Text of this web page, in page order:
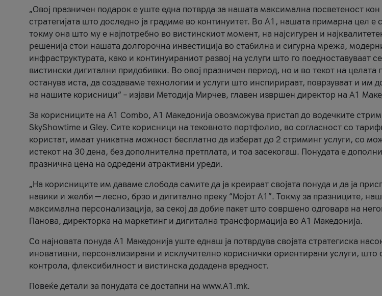
„Овој празничен подарок е уште една потврда за нашата максимална посветеност
стратегијата што доследно ја градиме во континуитет. Во А1, нашата примарна цел е
токму она што му е најпотребно во вистинскиот момент, на најсигурен и
решенија стои нашата долгорочна инвестиција во стабилна и сигурна мрежа,
инфраструктурата, како и континуираниот развој на услуги што го поедноставуваат
вистински дигитални придобивки. Во овој празничен период, но и во текот на целата
останува иста, да создаваме технологии и услуги што инспирираат, поврзуваат и им
на нашите корисници“ – изјави Методија Мирчев, главен извршен директор на А1
За корисниците на A1 Combo, А1 Македонија овозможува пристап до водечките
SkyShowtime и Gley. Сите корисници на тековното портфолио, во согласност со
користат, имаат уникатна можност бесплатно да изберат до 2 стриминг услуги, со
истекот на 30 дена, без дополнителна претплата, и тоа засекогаш. Понудата е
празнична цена на одредени атрактивни уреди.
„На корисниците им даваме слобода самите да ја креираат својата понуда и да ја
навики и желби — лесно, брзо и дигитално преку “Мојот А1”. Токму за празниците,
максимална персонализација, за секој да добие пакет што совршено одговара на
Панова, директорка на маркетинг и дигитална трансформација во А1 Македонија.
Со најновата понуда А1 Македонија уште еднаш ја потврдува својата стратегиска
иновативни, персонализирани и исклучително кориснички ориентирани услуги, што
контрола, флексибилност и вистинска додадена вредност.
Повеќе детали за понудата се достапни на www.А1.mk.